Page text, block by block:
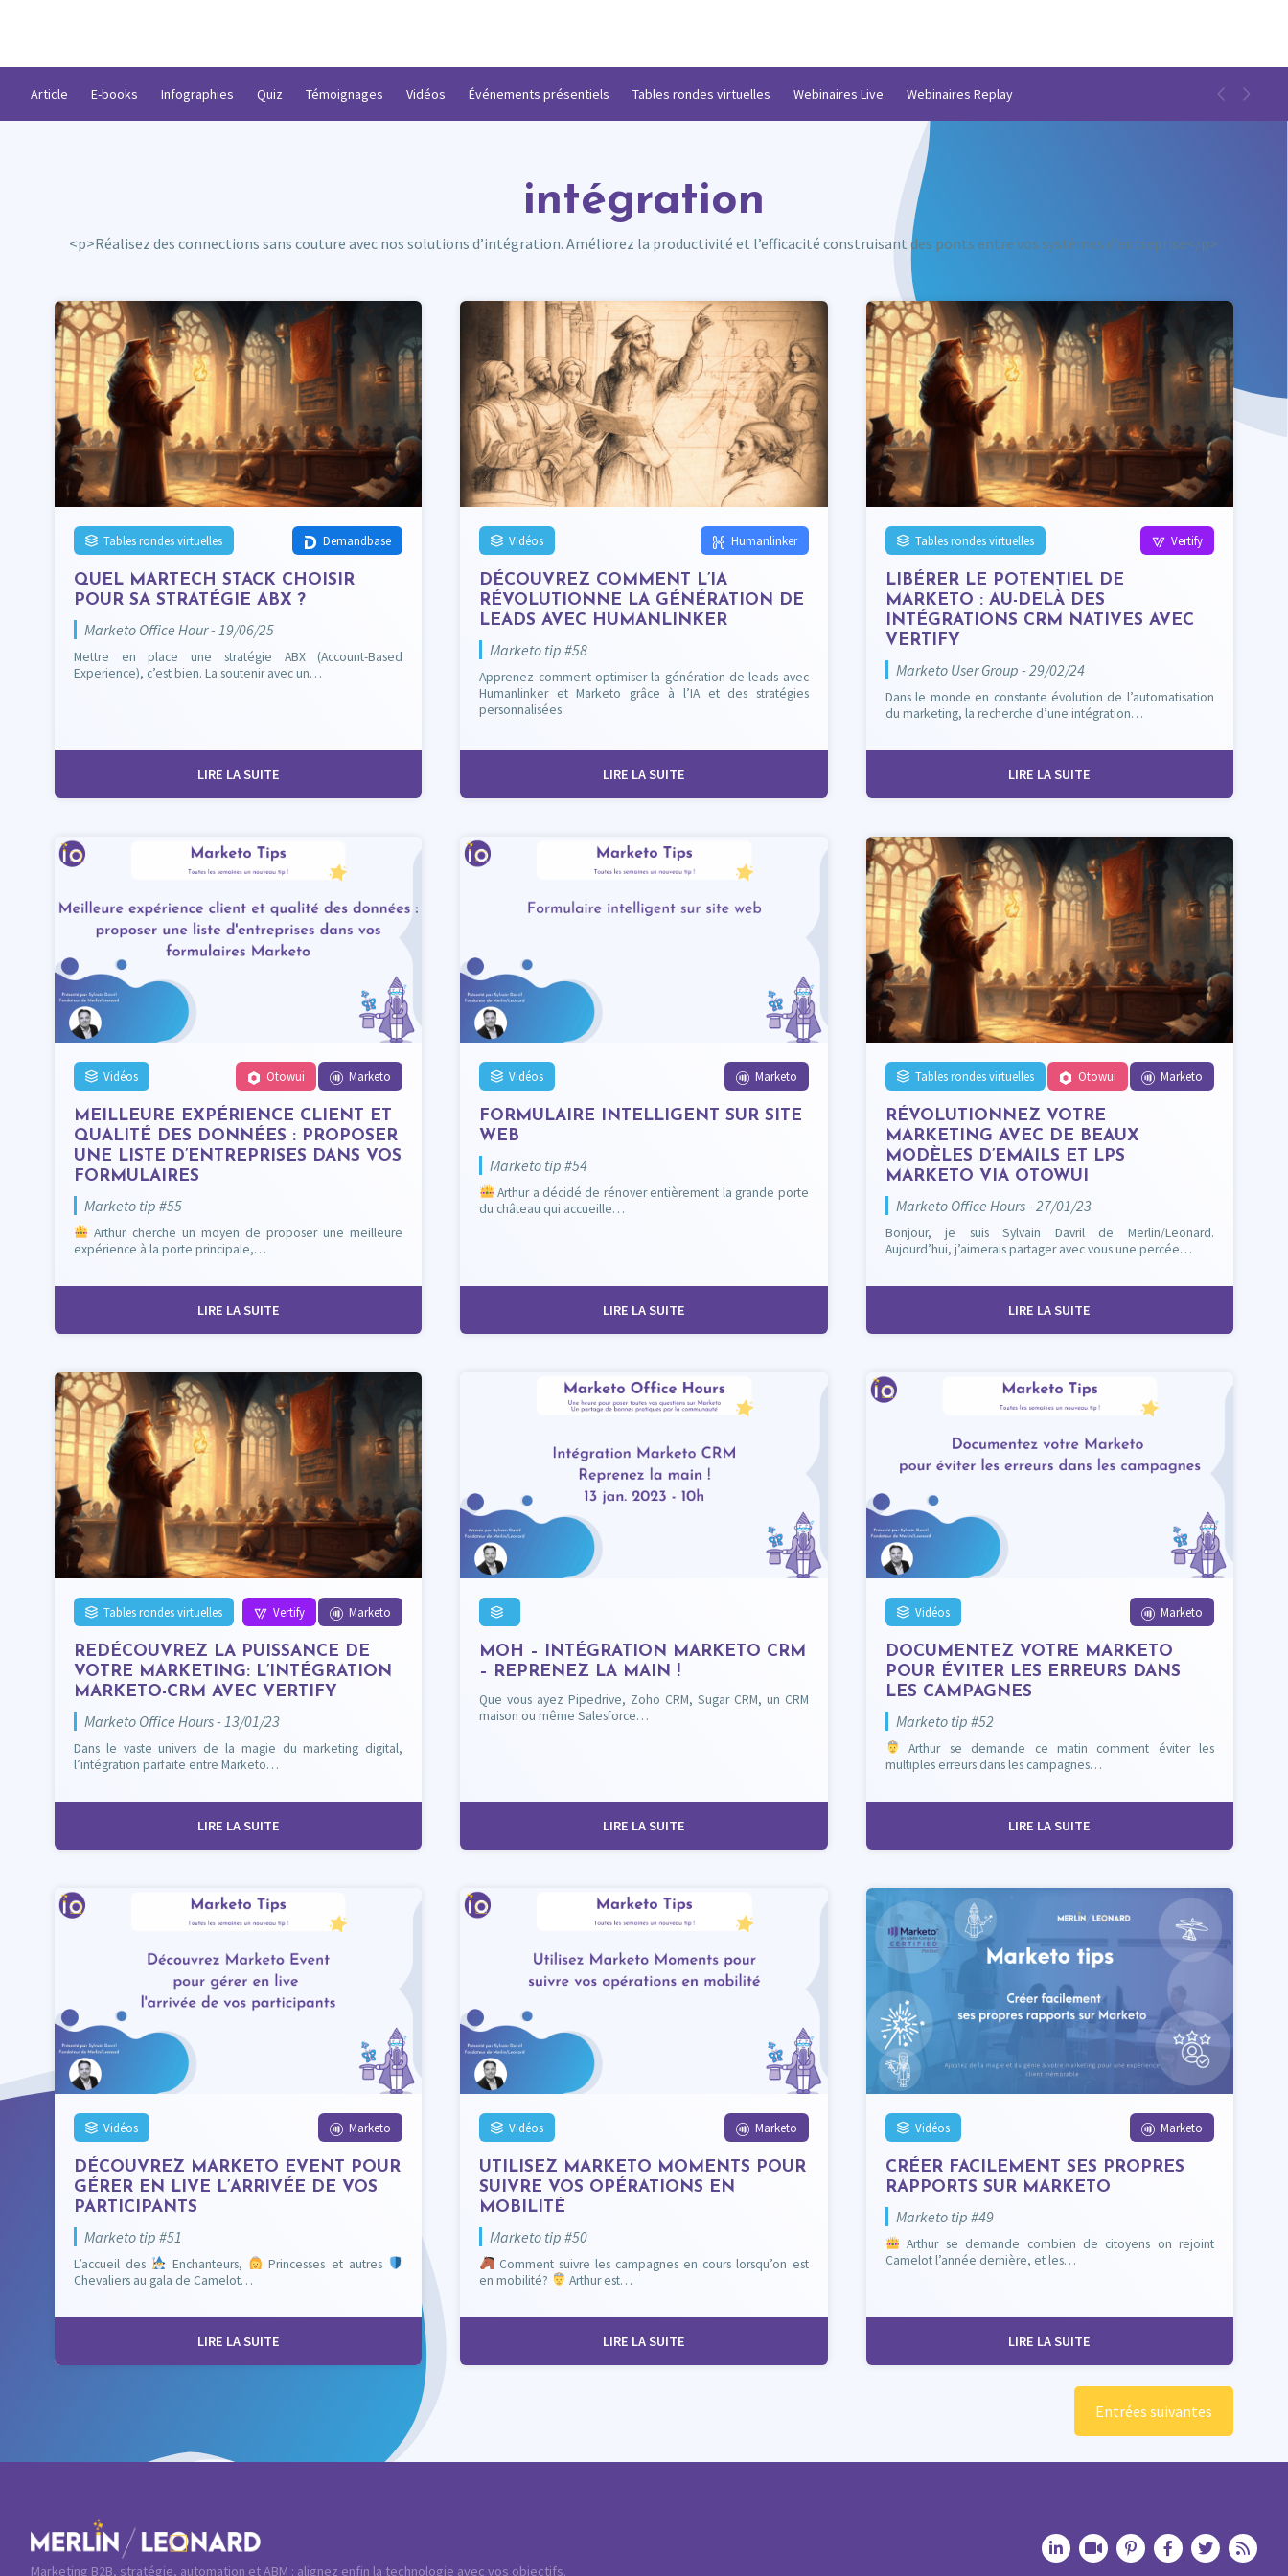
Article E-books Infographies Quiz Témoignages Vidéos Événements présentiels Tables rondes virtuelles Webinaires Live Webinaires Replay
intégration
<p>Réalisez des connections sans couture avec nos solutions d’intégration. Améliorez la productivité et l’efficacité construisant des ponts entre vos systèmes d’entreprise</p>
Tables rondes virtuelles Demandbase
QUEL MARTECH STACK CHOISIR
POUR SA STRATÉGIE ABX ?
Marketo Office Hour - 19/06/25
Mettre en place une stratégie ABX (Account-Based
Experience), c’est bien. La soutenir avec un…
LIRE LA SUITE
Vidéos Humanlinker
DÉCOUVREZ COMMENT L’IA
RÉVOLUTIONNE LA GÉNÉRATION DE
LEADS AVEC HUMANLINKER
Marketo tip #58
Apprenez comment optimiser la génération de leads avec
Humanlinker et Marketo grâce à l’IA et des stratégies
personnalisées.
LIRE LA SUITE
Tables rondes virtuelles Vertify
LIBÉRER LE POTENTIEL DE
MARKETO : AU-DELÀ DES
INTÉGRATIONS CRM NATIVES AVEC
VERTIFY
Marketo User Group - 29/02/24
Dans le monde en constante évolution de l’automatisation
du marketing, la recherche d’une intégration…
LIRE LA SUITE
Vidéos Marketo
Otowui
MEILLEURE EXPÉRIENCE CLIENT ET
QUALITÉ DES DONNÉES : PROPOSER
UNE LISTE D’ENTREPRISES DANS VOS
FORMULAIRES
Marketo tip #55
Arthur cherche un moyen de proposer une meilleure
expérience à la porte principale,…
LIRE LA SUITE
Vidéos Marketo
FORMULAIRE INTELLIGENT SUR SITE
WEB
Marketo tip #54
Arthur a décidé de rénover entièrement la grande porte
du château qui accueille…
LIRE LA SUITE
Tables rondes virtuelles Marketo
Otowui
RÉVOLUTIONNEZ VOTRE
MARKETING AVEC DE BEAUX
MODÈLES D’EMAILS ET LPS
MARKETO VIA OTOWUI
Marketo Office Hours - 27/01/23
Bonjour, je suis Sylvain Davril de Merlin/Leonard.
Aujourd’hui, j’aimerais partager avec vous une percée…
LIRE LA SUITE
Tables rondes virtuelles Marketo
Vertify
REDÉCOUVREZ LA PUISSANCE DE
VOTRE MARKETING: L’INTÉGRATION
MARKETO-CRM AVEC VERTIFY
Marketo Office Hours - 13/01/23
Dans le vaste univers de la magie du marketing digital,
l’intégration parfaite entre Marketo…
LIRE LA SUITE
MOH – INTÉGRATION MARKETO CRM
– REPRENEZ LA MAIN !
Que vous ayez Pipedrive, Zoho CRM, Sugar CRM, un CRM
maison ou même Salesforce…
LIRE LA SUITE
Vidéos Marketo
DOCUMENTEZ VOTRE MARKETO
POUR ÉVITER LES ERREURS DANS
LES CAMPAGNES
Marketo tip #52
Arthur se demande ce matin comment éviter les
multiples erreurs dans les campagnes…
LIRE LA SUITE
Vidéos Marketo
DÉCOUVREZ MARKETO EVENT POUR
GÉRER EN LIVE L’ARRIVÉE DE VOS
PARTICIPANTS
Marketo tip #51
L’accueil des Enchanteurs,
Princesses et autres
Chevaliers au gala de Camelot…
LIRE LA SUITE
Vidéos Marketo
UTILISEZ MARKETO MOMENTS POUR
SUIVRE VOS OPÉRATIONS EN
MOBILITÉ
Marketo tip #50
Comment suivre les campagnes en cours lorsqu’on est
en mobilité?
Arthur est…
LIRE LA SUITE
Vidéos Marketo
CRÉER FACILEMENT SES PROPRES
RAPPORTS SUR MARKETO
Marketo tip #49
Arthur se demande combien de citoyens on rejoint
Camelot l’année dernière, et les…
LIRE LA SUITE
Entrées suivantes
Marketing B2B, stratégie, automation et ABM : alignez enfin la technologie avec vos objectifs.